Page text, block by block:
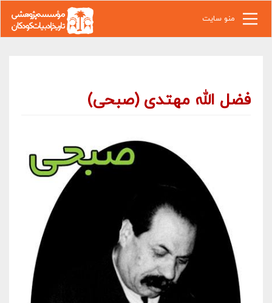
منو سایت
فضل الله مهتدی (صبحی)